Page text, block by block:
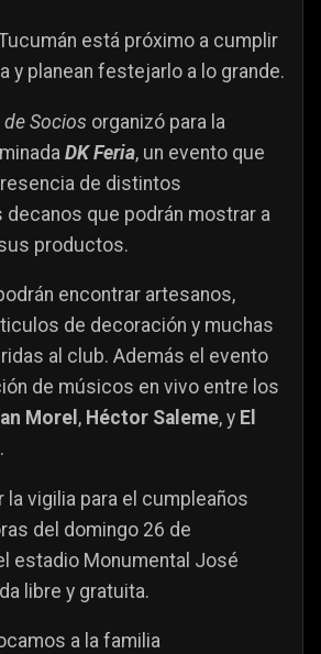
está próximo a cumplir
y planean festejarlo a lo grande.
Socios organizó para la
DK Feria, un evento que
de distintos
que podrán mostrar a
productos.
encontrar artesanos,
de decoración y muchas
al club. Además el evento
de músicos en vivo entre los
Morel , Héctor Saleme, y El
.
la vigilia para el cumpleaños
del domingo 26 de
estadio Monumental José
libre y gratuita.
a la familia